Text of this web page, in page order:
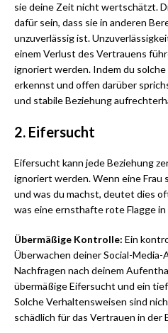
sie deine Zeit nicht wertschätzt.
dafür sein, dass sie in anderen
unzuverlässig ist.
einem Verlust des Vertrauens
ignoriert werden. Indem du
erkennst und offen darüber
und stabile Beziehung
2. Eifersucht
Eifersucht kann jede Beziehung
ignoriert werden. Wenn eine Frau
und was du machst, deutet dies
was eine ernsthafte rote Flagge
Übermäßige Kontrolle: Ein
Überwachen deiner Social-
Nachfragen nach deinem
übermäßige Eifersucht und ein
Solche Verhaltensweisen sind
schädlich für das Vertrauen in der